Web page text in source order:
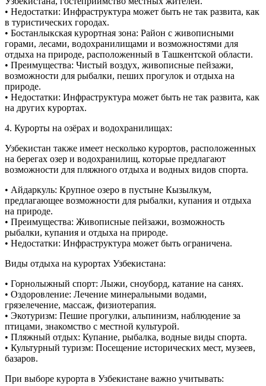
• Недостатки: Инфраструктура может быть не так развита, как
в туристических городах.
• Бостанлыкская курортная зона: Район с живописными
горами, лесами, водохранилищами и возможностями для
отдыха на природе, расположенный в Ташкентской области.
• Преимущества: Чистый воздух, живописные пейзажи,
возможности для рыбалки, пеших прогулок и отдыха на
природе.
• Недостатки: Инфраструктура может быть не так развита, как
на других курортах.
4. Курорты на озёрах и водохранилищах:
Узбекистан также имеет несколько курортов, расположенных
на берегах озер и водохранилищ, которые предлагают
возможности для пляжного отдыха и водных видов спорта.
• Айдаркуль: Крупное озеро в пустыне Кызылкум,
предлагающее возможности для рыбалки, купания и отдыха
на природе.
• Преимущества: Живописные пейзажи, возможность
рыбалки, купания и отдыха на природе.
• Недостатки: Инфраструктура может быть ограничена.
Виды отдыха на курортах Узбекистана:
• Горнолыжный спорт: Лыжи, сноуборд, катание на санях.
• Оздоровление: Лечение минеральными водами,
грязелечение, массаж, физиотерапия.
• Экотуризм: Пешие прогулки, альпинизм, наблюдение за
птицами, знакомство с местной культурой.
• Пляжный отдых: Купание, рыбалка, водные виды спорта.
• Культурный туризм: Посещение исторических мест, музеев,
базаров.
При выборе курорта в Узбекистане важно учитывать: